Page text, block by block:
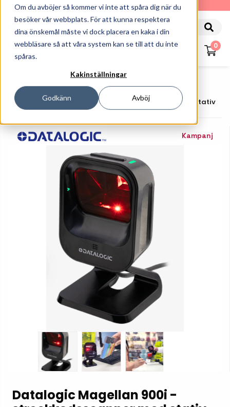
Om du avböjer så kommer vi inte att spåra dig när du
besöker vår webbplats. För att kunna respektera
dina önskemål måste vi dock placera en kaka i din
webbläsare så att våra system kan se till att du inte
spåras.
Kakinställningar
Godkänn Avböj
010-162 61 90
0
Streckkodsläsare
Bordsstreckkodsläsare
Datalogic Magellan 900i - Streckkodsscanner Med Stativ
Kampanj
Datalogic Magellan 900i -